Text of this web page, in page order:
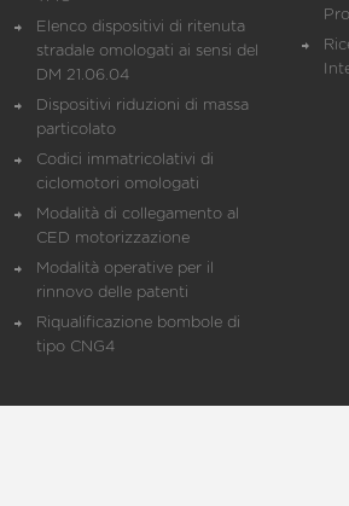
Elenco dispositivi di ritenuta
stradale omologati ai sensi del
DM 21.06.04
Dispositivi riduzioni di massa
particolato
Codici immatricolativi di
ciclomotori omologati
Modalità di collegamento al
CED motorizzazione
Modalità operative per il
rinnovo delle patenti
Riqualificazione bombole di
tipo CNG4